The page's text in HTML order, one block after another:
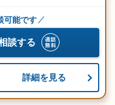
可能です
談する
詳細を見る